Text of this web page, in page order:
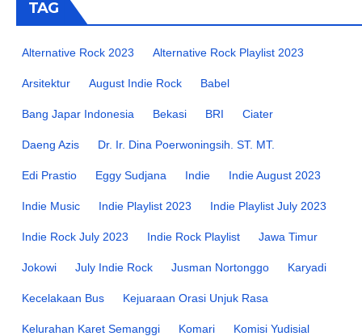
TAG
Alternative Rock 2023 Alternative Rock Playlist 2023
Arsitektur August Indie Rock Babel
Bang Japar Indonesia Bekasi BRI Ciater
Daeng Azis Dr. Ir. Dina Poerwoningsih. ST. MT.
Edi Prastio Eggy Sudjana Indie Indie August 2023
Indie Music Indie Playlist 2023 Indie Playlist July 2023
Indie Rock July 2023 Indie Rock Playlist Jawa Timur
Jokowi July Indie Rock Jusman Nortonggo Karyadi
Kecelakaan Bus Kejuaraan Orasi Unjuk Rasa
Kelurahan Karet Semanggi Komari Komisi Yudisial